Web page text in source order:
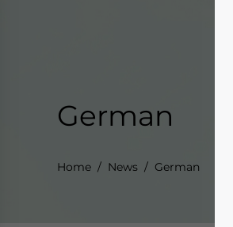
German
Home News German